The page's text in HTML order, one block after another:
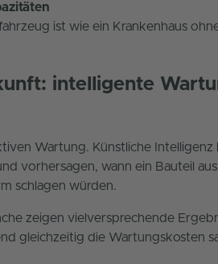
ist wie ein Krankenhaus
intelligente
Wartung. Künstliche Intelligenz
vorhersagen, wann ein Bauteil
schlagen würden.
zeigen vielversprechende
gleichzeitig die Wartungskosten